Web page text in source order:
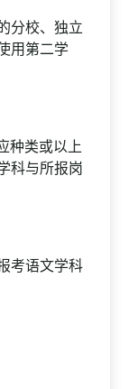
校、独立
用第二学
类或以上
科与所报岗
语文学科